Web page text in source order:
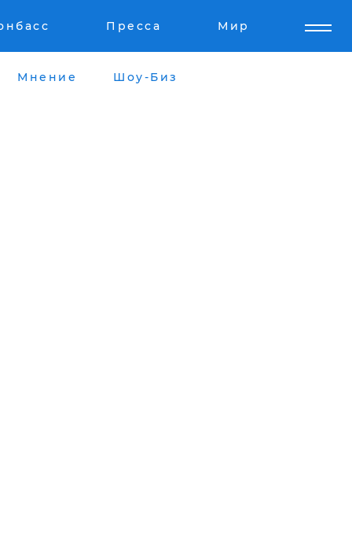
Пресса Мир
Мнение Шоу-Биз